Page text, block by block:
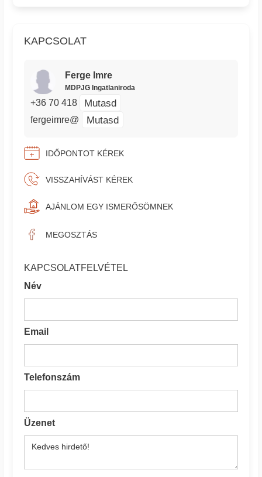
KAPCSOLAT
Ferge Imre
MDPJG Ingatlaniroda
+36 70 418 Mutasd
fergeimre@ Mutasd
IDŐPONTOT KÉREK
VISSZAHÍVÁST KÉREK
AJÁNLOM EGY ISMERŐSÖMNEK
MEGOSZTÁS
KAPCSOLATFELVÉTEL
Név
Email
Telefonszám
Üzenet